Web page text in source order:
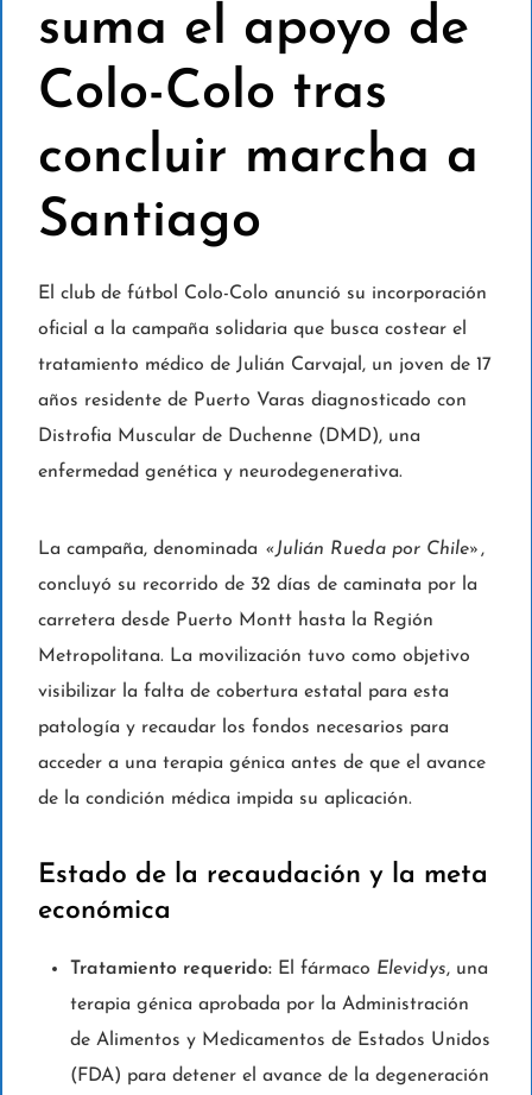
suma el apoyo de
Colo-Colo tras
concluir marcha a
Santiago
El club de fútbol Colo-Colo anunció su incorporación
oficial a la campaña solidaria que busca costear el
tratamiento médico de Julián Carvajal, un joven de 17
años residente de Puerto Varas diagnosticado con
Distrofia Muscular de Duchenne (DMD), una
enfermedad genética y neurodegenerativa.
La campaña, denominada «Julián Rueda por Chile» ,
concluyó su recorrido de 32 días de caminata por la
carretera desde Puerto Montt hasta la Región
Metropolitana. La movilización tuvo como objetivo
visibilizar la falta de cobertura estatal para esta
patología y recaudar los fondos necesarios para
acceder a una terapia génica antes de que el avance
de la condición médica impida su aplicación.
Estado de la recaudación y la meta
económica
Tratamiento requerido: El fármaco Elevidys, una
terapia génica aprobada por la Administración
de Alimentos y Medicamentos de Estados Unidos
(FDA) para detener el avance de la degeneración